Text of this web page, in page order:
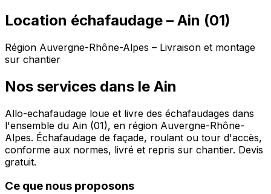
Location échafaudage – Ain (01)
Région Auvergne-Rhône-Alpes – Livraison et montage
sur chantier
Nos services dans le Ain
Allo-echafaudage loue et livre des échafaudages dans
l'ensemble du Ain (01), en région Auvergne-Rhône-
Alpes. Échafaudage de façade, roulant ou tour d'accès,
conforme aux normes, livré et repris sur chantier. Devis
gratuit.
Ce que nous proposons